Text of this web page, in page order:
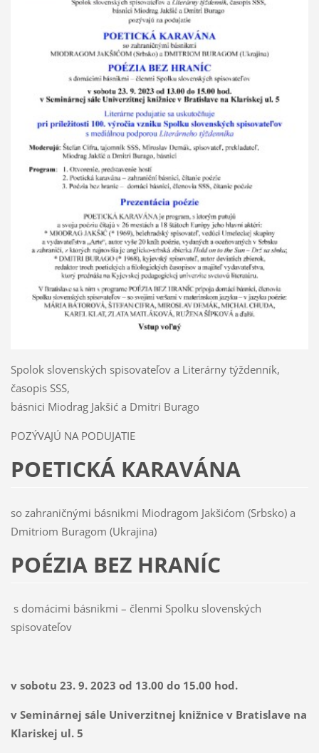
Spolok slovenských spisovateľov a Literárny týždenník,
časopis SSS,
básnici Miodrag Jakšić a Dmitri Burago
POZÝVAJÚ NA PODUJATIE
POETICKÁ KARAVÁNA
so zahraničnými básnikmi Miodragom Jakšićom (Srbsko) a
Dmitriom Buragom (Ukrajina)
POÉZIA BEZ HRANÍC
s domácimi básnikmi – členmi Spolku slovenských
spisovateľov
v sobotu 23. 9. 2023 od 13.00 do 15.00 hod.
v Seminárnej sále Univerzitnej knižnice v Bratislave na
Klariskej ul. 5